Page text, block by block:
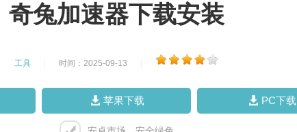
奇兔加速器下载安装
工具 时间：2025-09-13
苹果下载 PC下载